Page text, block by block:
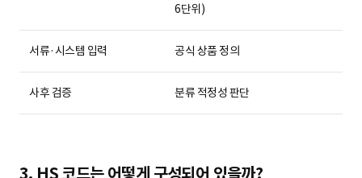
6단위)
서류·시스템 입력 공식 상품 정의
사후 검증 분류 적정성 판단
3. HS 코드는 어떻게 구성되어 있을까?